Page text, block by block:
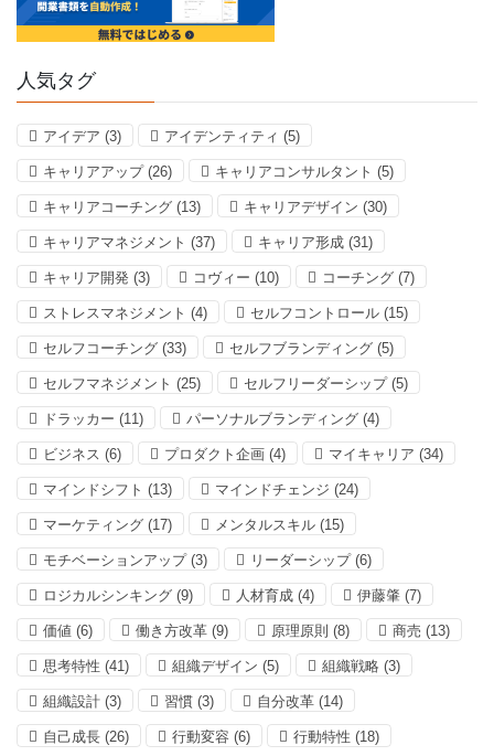
人気タグ
アイデア (3) アイデンティティ (5)
キャリアアップ(26) キャリアコンサルタント (5)
キャリアコーチング (13) キャリアデザイン (30)
キャリアマネジメント (37) キャリア形成 (31)
キャリア開発 (3) コヴィー (10) コーチング (7)
ストレスマネジメント (4) セルフコントロール (15)
セルフコーチング (33) セルフブランディング (5)
セルフマネジメント (25) セルフリーダーシップ(5)
ドラッカー (11) パーソナルブランディング (4)
ビジネス (6) プロダクト企画 (4) マイキャリア (34)
マインドシフト (13) マインドチェンジ (24)
マーケティング (17) メンタルスキル (15)
モチベーションアップ(3) リーダーシップ(6)
ロジカルシンキング (9) 人材育成 (4) 伊藤肇 (7)
価値 (6) 働き方改革 (9) 原理原則 (8) 商売 (13)
思考特性 (41) 組織デザイン (5) 組織戦略 (3)
組織設計 (3) 習慣 (3) 自分改革 (14)
自己成長 (26) 行動変容 (6) 行動特性 (18)